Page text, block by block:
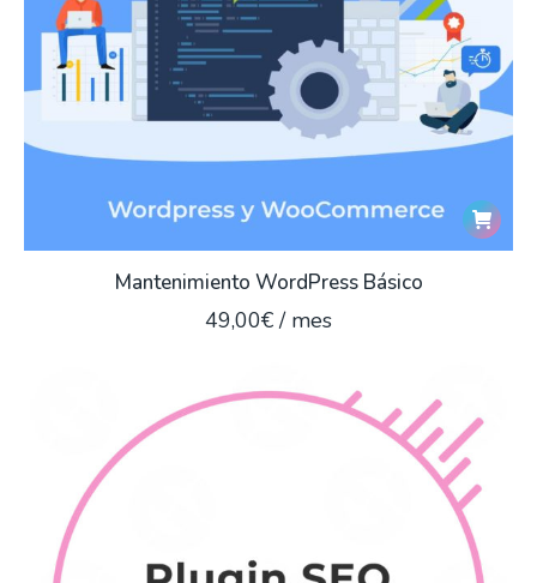
Mantenimiento WordPress Básico
49,00€ / mes